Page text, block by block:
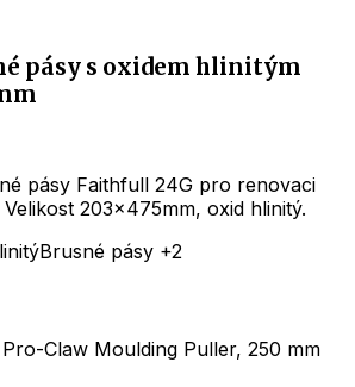
pásy s oxidem hlinitým
pásy Faithfull 24G pro renovaci
203x475mm, oxid hlinitý.
Brusné pásy +2
Claw Moulding Puller, 250 mm